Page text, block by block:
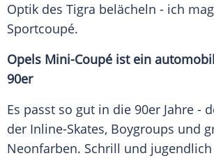
Optik des Tigra belächeln - ich
Sportcoupé.
Opels Mini-Coupé ist ein
90er
Es passt so gut in die 90er Jahre -
der Inline-Skates, Boygroups und
Neonfarben. Schrill und